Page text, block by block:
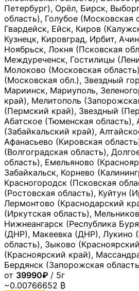
Петербург), Орёл, Бирск,
область), Голубое (Московская
Гвардейск, Ейск, Киров
Кузнецк, Кировград, Ирбит,
Ноябрьск, Локня (Псковская
Междуреченск, Гостилицы
Молоково (Московская
(Московская обл.), Звездный
Мариинск, Мариуполь,
край), Мелитополь
(Пермский край), Звездный
Абатское (Тюменская область),
(Забайкальский край),
Афанасьево (Кировская
(Волгоградская область),
область), Емельяново
Забайкальск, Корнево
Красногородск (Псковская
(Ростовская область), Куйтун
Лермонтово (Краснодарский
(Иркутская область),
Нижнеангарск (Республика
(ДНР), Макеевка (ДНР), Лукино
область), Зыково
(Красноярский край),
Бердянск (Запорожская
от 39990₽ / 5г
~0.00766652 ₿